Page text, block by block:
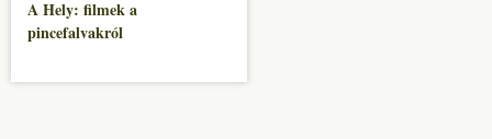
A Hely: filmek a
pincefalvakról